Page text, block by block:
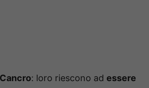
Cancro: loro riescono ad essere